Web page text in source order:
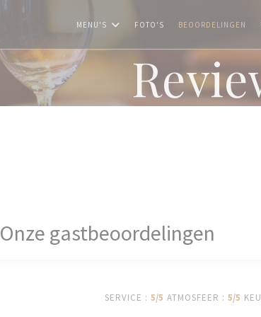
MENU'S FOTO'S BEOORDELINGEN
Onze gastbeoordelingen
SERVICE : 5/5 ATMOSFEER : 5/5